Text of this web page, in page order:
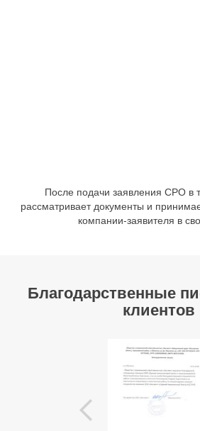
После подачи заявления СРО в
рассматривает документы и
компании-заявителя в
Благодарственные
клиентов